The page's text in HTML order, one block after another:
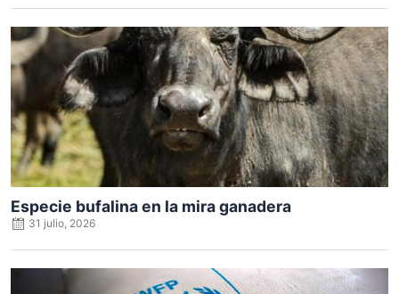
Especie bufalina en la mira ganadera
Posted
on
31 julio, 2026
Posted